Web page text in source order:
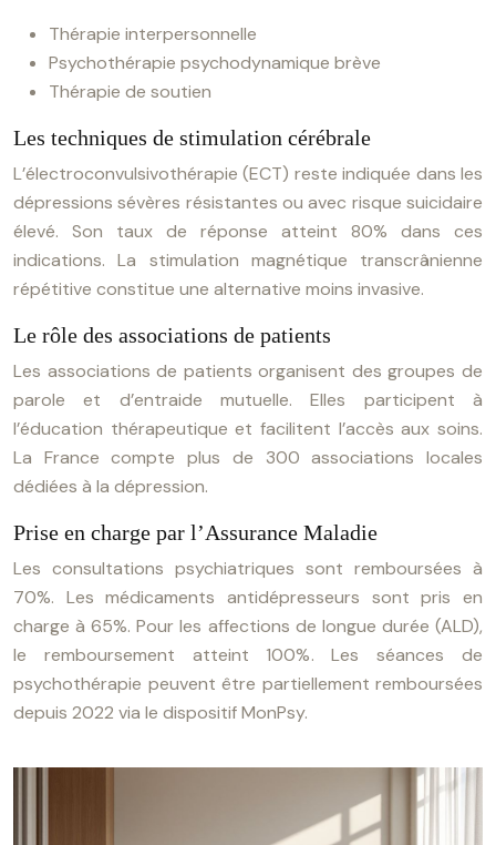
Thérapie interpersonnelle
Psychothérapie psychodynamique brève
Thérapie de soutien
Les techniques de stimulation cérébrale
L’électroconvulsivothérapie (ECT) reste indiquée dans les
dépressions sévères résistantes ou avec risque suicidaire
élevé. Son taux de réponse atteint 80% dans ces
indications. La stimulation magnétique transcrânienne
répétitive constitue une alternative moins invasive.
Le rôle des associations de patients
Les associations de patients organisent des groupes de
parole et d’entraide mutuelle. Elles participent à
l’éducation thérapeutique et facilitent l’accès aux soins.
La France compte plus de 300 associations locales
dédiées à la dépression.
Prise en charge par l’Assurance Maladie
Les consultations psychiatriques sont remboursées à
70%. Les médicaments antidépresseurs sont pris en
charge à 65%. Pour les affections de longue durée (ALD),
le remboursement atteint 100%. Les séances de
psychothérapie peuvent être partiellement remboursées
depuis 2022 via le dispositif MonPsy.